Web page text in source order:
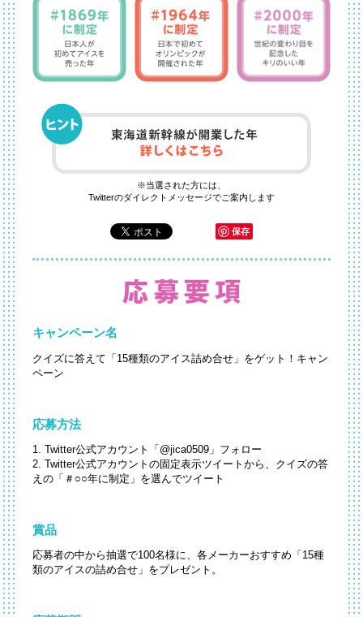
※当選された方には、
Twitterのダイレクトメッセージでご案内します
保存
キャンペーン名
クイズに答えて「15種類のアイス詰め合せ」をゲット！キャン
ペーン
応募方法
1. Twitter公式アカウント「@jica0509」フォロー
2. Twitter公式アカウントの固定表示ツイートから、クイズの答
えの「＃○○年に制定」を選んでツイート
賞品
応募者の中から抽選で100名様に、各メーカーおすすめ「15種
類のアイスの詰め合せ」をプレゼント。